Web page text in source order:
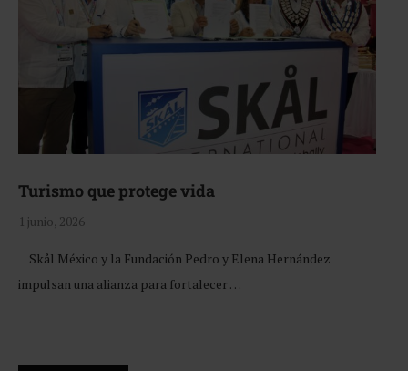
Turismo que protege vida
1 junio, 2026
Skål México y la Fundación Pedro y Elena Hernández
impulsan una alianza para fortalecer …